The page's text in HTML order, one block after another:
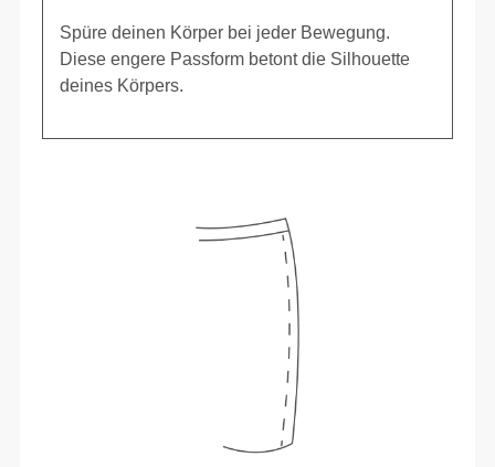
Spüre deinen Körper bei jeder Bewegung.
Diese engere Passform betont die Silhouette
deines Körpers.